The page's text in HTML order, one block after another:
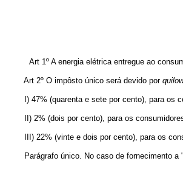
Art 1º A energia elétrica entregue ao
Art 2º O impôsto único será devido por
I) 47% (quarenta e sete por cento), para os
II) 2% (dois por cento), para os
III) 22% (vinte e dois por cento), para os
Parágrafo único. No caso de fornecimento a "